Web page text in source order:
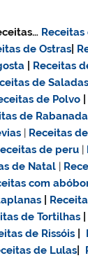
de Ostras
Receitas
de Saladas
de Polvo
de
Receitas
de peru
de Natal
com
de Tortilhas
de Rissóis
de Lulas